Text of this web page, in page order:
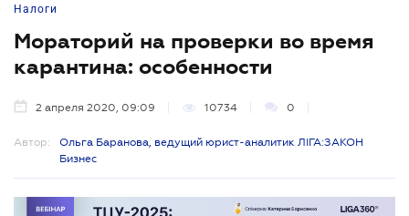
Налоги
Мораторий на проверки во время
карантина: особенности
2 апреля 2020, 09:09 10734 0
Автор:
Ольга Баранова, ведущий юрист-аналитик ЛІГА:ЗАКОН
Бизнес